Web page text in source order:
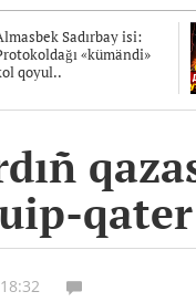
Sadırbay isi:
«kümändi»
qoyul..